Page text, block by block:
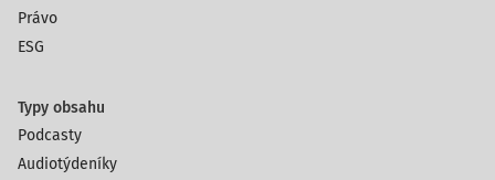
Právo
ESG
Typy obsahu
Podcasty
Audiotýdeníky